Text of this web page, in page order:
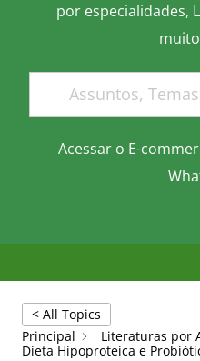
por especialidades,
Acessar o E-
< All Topics
Principal
Literaturas por
Dieta Hipoproteica e